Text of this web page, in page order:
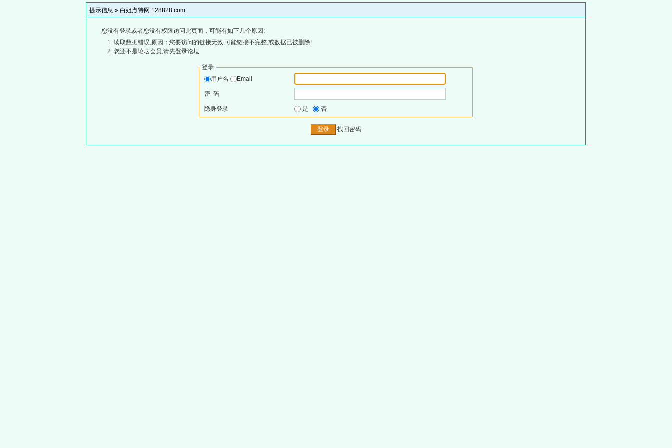
提示信息 » 白姐点特网 128828.com
您没有登录或者您没有权限访问此页面，可能有如下几个原因:
读取数据错误,原因：您要访问的链接无效,可能链接不完整,或数据已被删除!
您还不是论坛会员,请先登录论坛
登录
用户名
Email
密 码
隐身登录 是 否
找回密码